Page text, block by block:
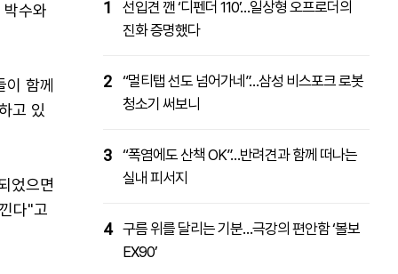
수와
함께
고 있
었으면
다"고
1
선입견 깬 ‘디펜더 110’…일상형 오프로더의
진화 증명했다
2 “멀티탭 선도 넘어가네”…삼성 비스포크 로봇
청소기 써보니
3 “폭염에도 산책 OK”…반려견과 함께 떠나는
실내 피서지
4 구름 위를 달리는 기분…극강의 편안함 ‘볼보
EX90’